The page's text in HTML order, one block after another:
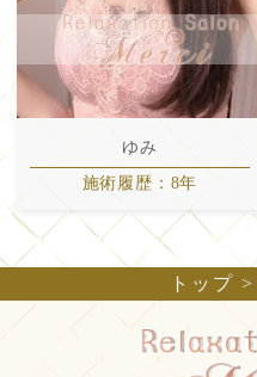
ゆみ
施術履歴：8年
トップ